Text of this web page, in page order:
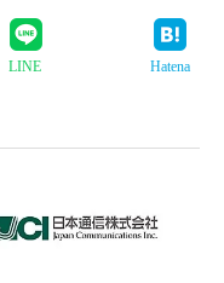
LINE Hatena